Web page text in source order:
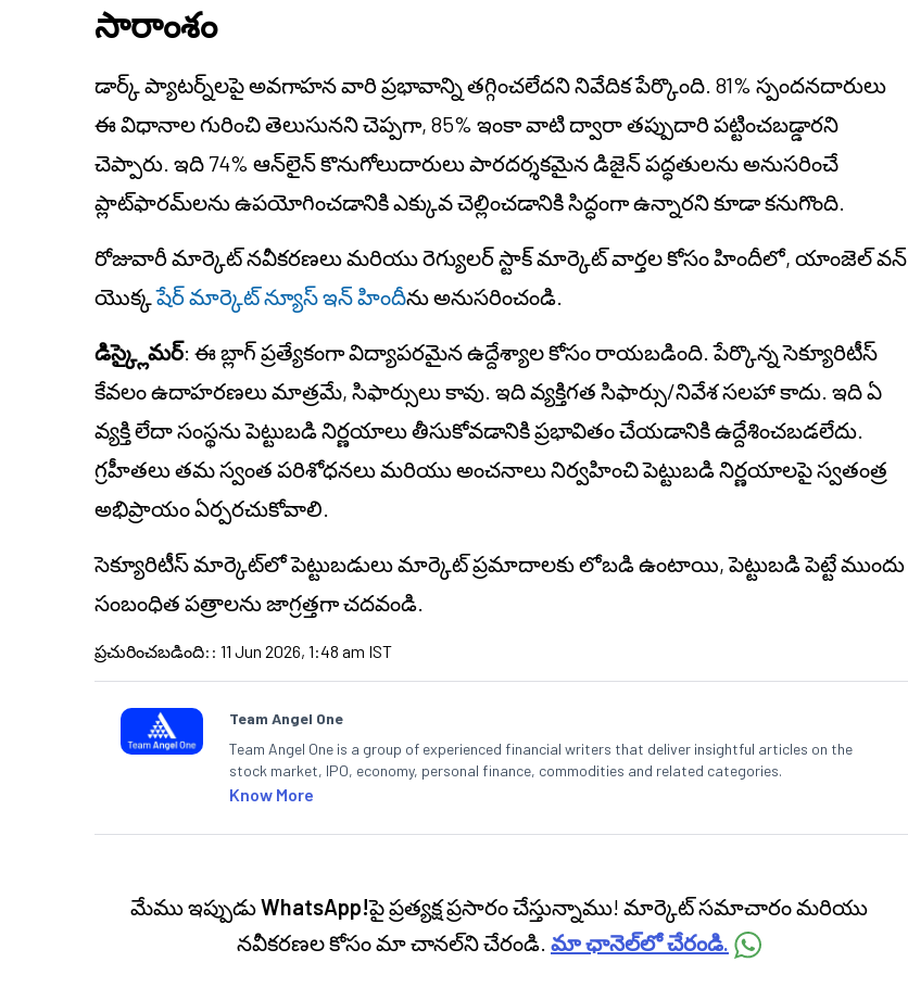
సారాంశం
డార్క్ ప్యాటర్న్‌లపై అవగాహన వారి ప్రభావాన్ని తగ్గించలేదని నివేదిక పేర్కొంది. 81% స్పందనదారులు
ఈ విధానాల గురించి తెలుసునని చెప్పగా, 85% ఇంకా వాటి ద్వారా తప్పుదారి పట్టించబడ్డారని
చెప్పారు. ఇది 74% ఆన్‌లైన్ కొనుగోలుదారులు పారదర్శకమైన డిజైన్ పద్ధతులను అనుసరించే
ప్లాట్‌ఫారమ్‌లను ఉపయోగించడానికి ఎక్కువ చెల్లించడానికి సిద్ధంగా ఉన్నారని కూడా కనుగొంది.
రోజువారీ మార్కెట్ నవీకరణలు మరియు రెగ్యులర్ స్టాక్ మార్కెట్ వార్తల కోసం హిందీలో, యాంజెల్ వన్
యొక్కషేర్ మార్కెట్ న్యూస్ ఇన్ హిందీను అనుసరించండి.
డిస్క్లైమర్: ఈ బ్లాగ్ ప్రత్యేకంగా విద్యాపరమైన ఉద్దేశ్యాల కోసం రాయబడింది. పేర్కొన్న సెక్యూరిటీస్
కేవలం ఉదాహరణలు మాత్రమే, సిఫార్సులు కావు. ఇది వ్యక్తిగత సిఫార్సు/నివేశ సలహా కాదు. ఇది ఏ
వ్యక్తి లేదా సంస్థను పెట్టుబడి నిర్ణయాలు తీసుకోవడానికి ప్రభావితం చేయడానికి ఉద్దేశించబడలేదు.
గ్రహీతలు తమ స్వంత పరిశోధనలు మరియు అంచనాలు నిర్వహించి పెట్టుబడి నిర్ణయాలపై స్వతంత్ర
అభిప్రాయం ఏర్పరచుకోవాలి.
సెక్యూరిటీస్ మార్కెట్‌లో పెట్టుబడులు మార్కెట్ ప్రమాదాలకు లోబడి ఉంటాయి, పెట్టుబడి పెట్టే ముందు
సంబంధిత పత్రాలను జాగ్రత్తగా చదవండి.
ప్రచురించబడింది: : 11 Jun 2026, 1:48 am IST
Team Angel One
Team Angel One is a group of experienced financial writers that deliver insightful articles on the
stock market, IPO, economy, personal finance, commodities and related categories.
Know More
మేము ఇప్పుడుWhatsApp!పై ప్రత్యక్ష ప్రసారం చేస్తున్నాము! మార్కెట్ సమాచారం మరియు
నవీకరణల కోసం మా చానల్‌ని చేరండి. మా ఛానెల్‌లో చేరండి.